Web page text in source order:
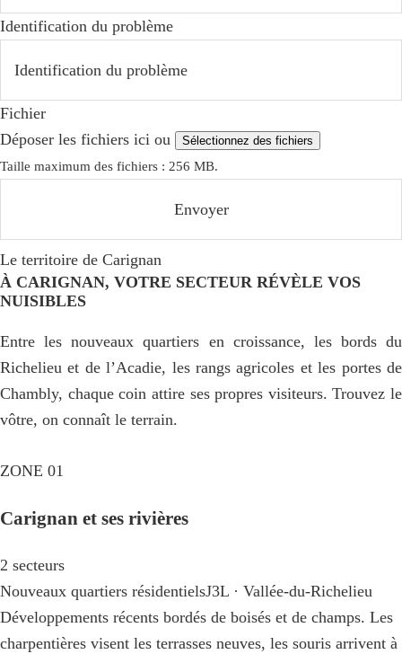
Identification du problème
Fichier
Déposer les fichiers ici ou
Sélectionnez des fichiers
Taille maximum des fichiers : 256 MB.
Le territoire de Carignan
À CARIGNAN, VOTRE SECTEUR RÉVÈLE VOS
NUISIBLES
Entre les nouveaux quartiers en croissance, les bords du
Richelieu et de l’Acadie, les rangs agricoles et les portes de
Chambly, chaque coin attire ses propres visiteurs. Trouvez le
vôtre, on connaît le terrain.
ZONE 01
Carignan et ses rivières
2 secteurs
Nouveaux quartiers résidentielsJ3L · Vallée-du-Richelieu
Développements récents bordés de boisés et de champs. Les
charpentières visent les terrasses neuves, les souris arrivent à